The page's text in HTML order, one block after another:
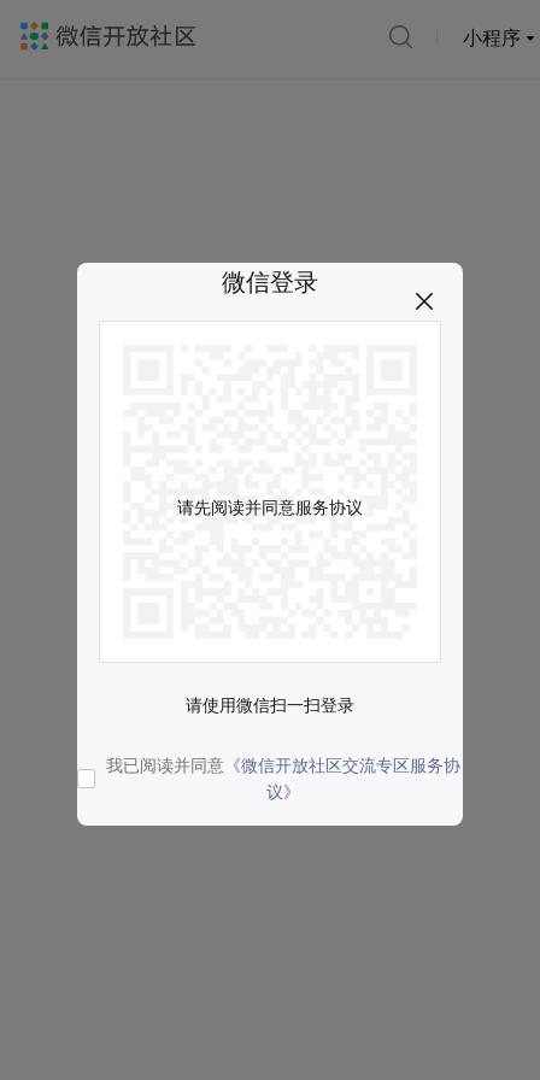
小程序
微信登录
请先阅读并同意服务协议
请使用微信扫一扫登录
我已阅读并同意 《微信开放社区交流专区服务协
议》